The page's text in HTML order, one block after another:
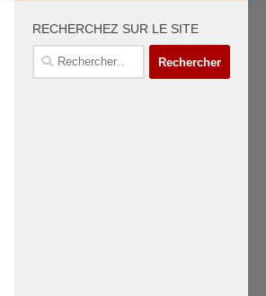
RECHERCHEZ SUR LE SITE
Rechercher :